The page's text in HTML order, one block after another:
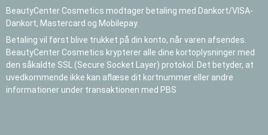
BeautyCenter Cosmetics modtager betaling med Dankort/VISA-
Dankort, Mastercard og Mobilepay.
Betaling vil først blive trukket på din konto, når varen afsendes.
BeautyCenter Cosmetics krypterer alle dine kortoplysninger med
den såkaldte SSL (Secure Socket Layer) protokol. Det betyder, at
uvedkommende ikke kan aflæse dit kortnummer eller andre
informationer under transaktionen med PBS